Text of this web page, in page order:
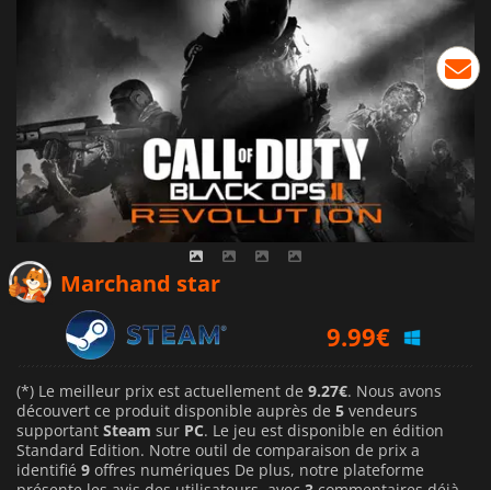
SE CONNECTER OU S'INSCRIRE
Marchand star
9.99€
10.24€
(*) Le meilleur prix est actuellement de 9.27€. Nous avons
découvert ce produit disponible auprès de 5 vendeurs
supportant Steam sur PC. Le jeu est disponible en édition
Standard Edition. Notre outil de comparaison de prix a
identifié 9 offres numériques De plus, notre plateforme